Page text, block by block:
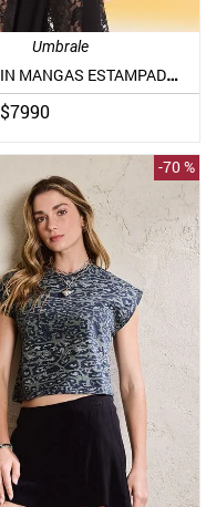
Umbrale
POLERA SIN MANGAS ESTAMPADO FOLIA BRILLANTES
$7990
-70 %